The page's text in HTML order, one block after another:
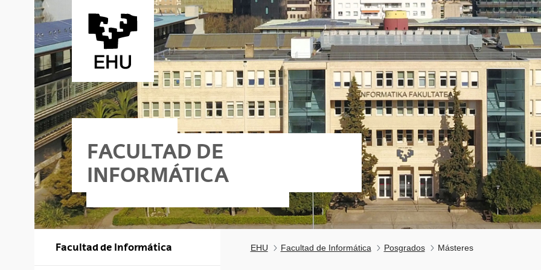
Saltar al contenido principal
FACULTAD DE
INFORMÁTICA
Facultad de Informática EHU Facultad de Informática Posgrados Másteres